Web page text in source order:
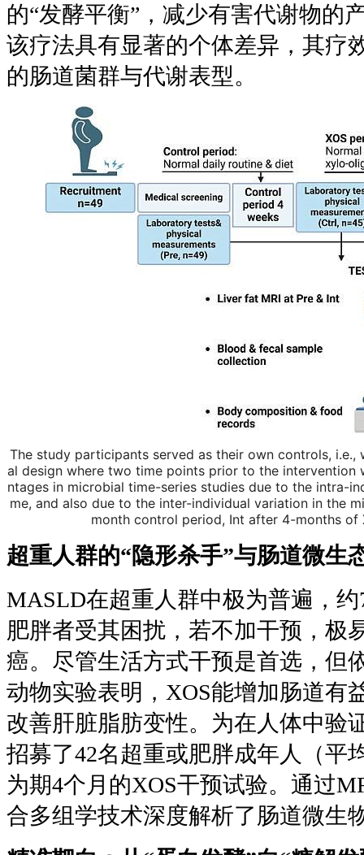
的“发酵平衡” ，减少有害代谢物的
该疗法具有显著的个体差异，其疗
的肠道菌群与代谢表型。
The study participants served as their own controls, i.e.,
al design where two time points prior to the intervention
ntages in microbial time-series studies due to the intra-
me, and also due to the inter-individual variation in the
month control period, Int after 4-months of
超重人群的“隐形杀手”与肠道微生
MASLD在超重人群中极为普遍，约
肥胖者受其困扰，若不加干预，极
癌。尽管生活方式干预是首选，但
动物实验表明，XOS能增加肠道有
改善肝脏脂肪变性。为在人体中验
招募了42名超重或肥胖成年人（平
为期4个月的XOS干预试验。通过
合多组学技术深度解析了肠道微生